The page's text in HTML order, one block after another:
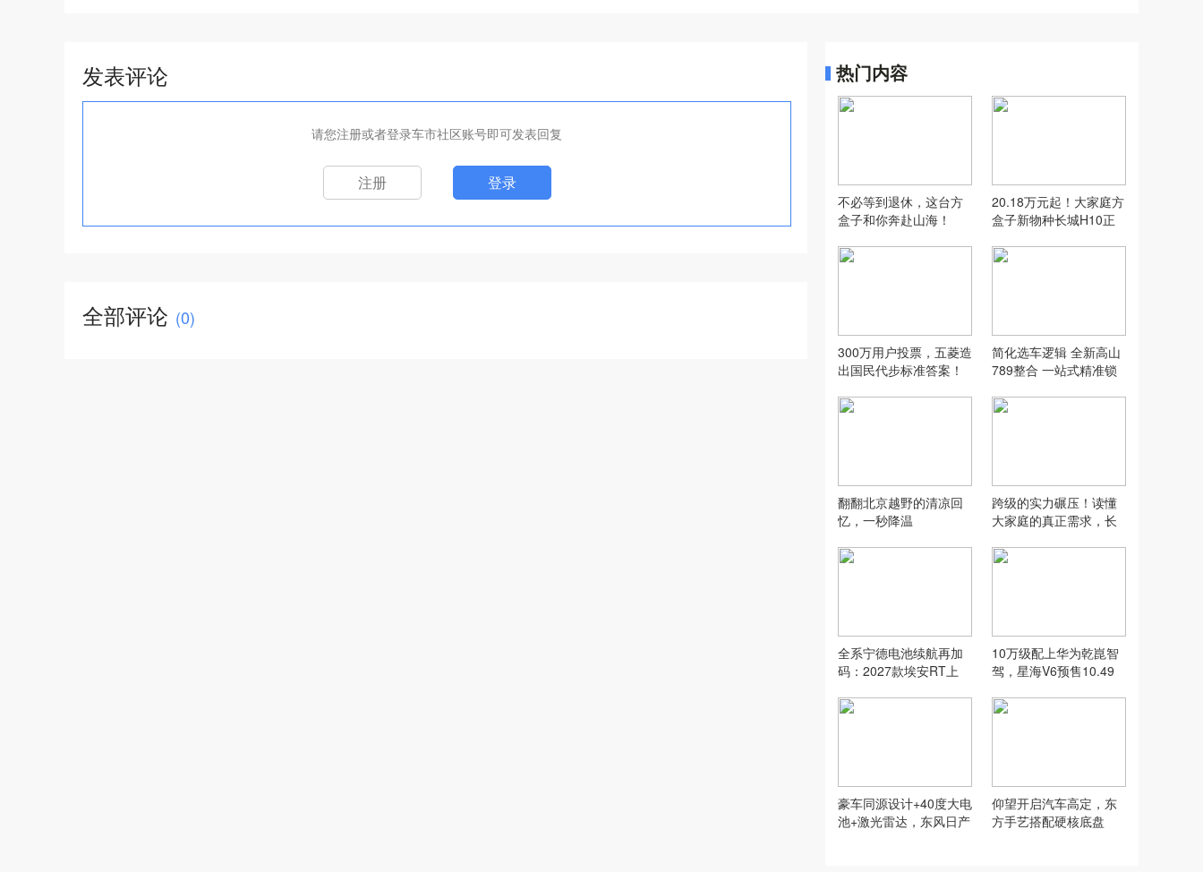
发表评论
请您注册或者登录车市社区账号即可发表回复
注册 登录
全部评论 (0)
热门内容
不必等到退休，这台方
盒子和你奔赴山海！
20.18万元起！大家庭方
盒子新物种长城H10正
300万用户投票，五菱造
出国民代步标准答案！
简化选车逻辑 全新高山
789整合 一站式精准锁
翻翻北京越野的清凉回
忆，一秒降温
跨级的实力碾压！读懂
大家庭的真正需求，长
卷
全系宁德电池续航再加
码：2027款埃安RT上
10万级配上华为乾崑智
驾，星海V6预售10.49
豪车同源设计+40度大电
池+激光雷达，东风日产
仰望开启汽车高定，东
方手艺搭配硬核底盘